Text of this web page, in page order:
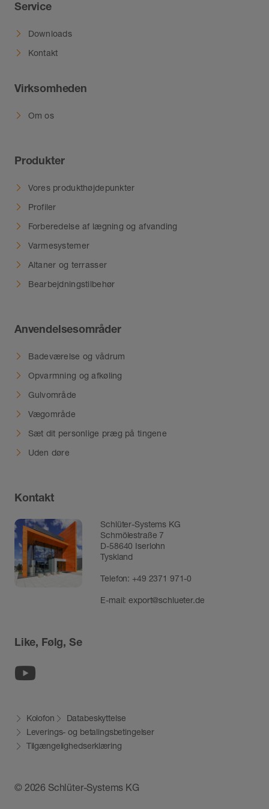
Service
Downloads
Kontakt
Virksomheden
Om os
Produkter
Vores produkthøjdepunkter
Profiler
Forberedelse af lægning og afvanding
Varmesystemer
Altaner og terrasser
Bearbejdningstilbehør
Anvendelsesområder
Badeværelse og vådrum
Opvarmning og afkøling
Gulvområde
Vægområde
Sæt dit personlige præg på tingene
Uden døre
Kontakt
Schlüter-Systems KG
Schmölestraße 7
D-58640 Iserlohn
Tyskland
Telefon:+49 2371 971-0
E-mail:export@schlueter.de
Like, Følg, Se
© 2026 Schlüter-Systems KG
Kolofon
Databeskyttelse
Leverings- og betalingsbetingelser
Tilgængelighedserklæring